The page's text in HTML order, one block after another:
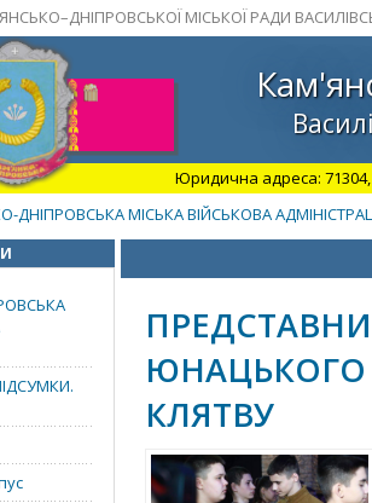
МІСЬКОЇ РАДИ
Юридична адреса: 71304,
ДНІПРОВСЬКА МІСЬКА ВІЙСЬКОВА
ЮНАЦЬКОГО
КЛЯТВУ